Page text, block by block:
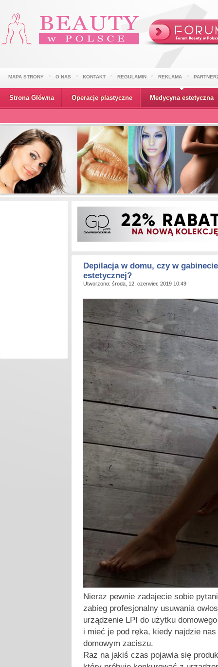
MAPA STRONY O NAS KONTAKT REGULAMIN REKLAMA
Strona Główna Operacje plastyczne Medycyna estetyczna
Depilacja w domu, czy w
estetycznej?
Utworzono: środa, 12, czerwiec 2019 10:49
Nieraz pewnie zadajecie sobie
zabieg profesjonalny usuwania
urządzenie LPI do użytku
i mieć je pod ręka, kiedy najdzie
domowym zaciszu.
Raz na jakiś czas pojawia się